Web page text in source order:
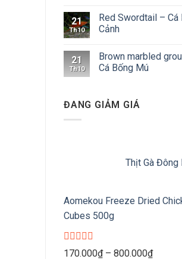
21
Th10
Red Swordtail – Cá
Cảnh
21
Th10
Brown marbled
Cá Bống Mú
ĐANG GIẢM GIÁ
Thịt Gà Đông
Aomekou Freeze Dried
Cubes 500g
Được
170.000₫ – 800.000₫Khoảng